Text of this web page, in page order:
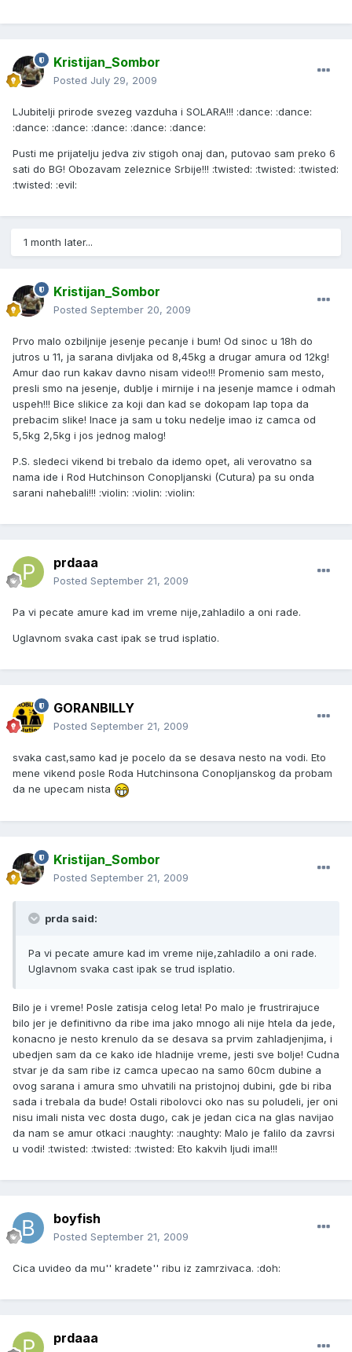
Kristijan_Sombor
Posted July 29, 2009
LJubitelji prirode svezeg vazduha i SOLARA!!! :dance: :dance:
:dance: :dance: :dance: :dance: :dance:
Pusti me prijatelju jedva ziv stigoh onaj dan, putovao sam preko 6
sati do BG! Obozavam zeleznice Srbije!!! :twisted: :twisted: :twisted:
:twisted: :evil:
1 month later...
Kristijan_Sombor
Posted September 20, 2009
Prvo malo ozbiljnije jesenje pecanje i bum! Od sinoc u 18h do
jutros u 11, ja sarana divljaka od 8,45kg a drugar amura od 12kg!
Amur dao run kakav davno nisam video!!! Promenio sam mesto,
presli smo na jesenje, dublje i mirnije i na jesenje mamce i odmah
uspeh!!! Bice slikice za koji dan kad se dokopam lap topa da
prebacim slike! Inace ja sam u toku nedelje imao iz camca od
5,5kg 2,5kg i jos jednog malog!
P.S. sledeci vikend bi trebalo da idemo opet, ali verovatno sa
nama ide i Rod Hutchinson Conopljanski (Cutura) pa su onda
sarani nahebali!!! :violin: :violin: :violin:
prdaaa
Posted September 21, 2009
Pa vi pecate amure kad im vreme nije,zahladilo a oni rade.
Uglavnom svaka cast ipak se trud isplatio.
GORANBILLY
Posted September 21, 2009
svaka cast,samo kad je pocelo da se desava nesto na vodi. Eto
mene vikend posle Roda Hutchinsona Conopljanskog da probam
da ne upecam nista
Kristijan_Sombor
Posted September 21, 2009
prda said:
Pa vi pecate amure kad im vreme nije,zahladilo a oni rade.
Uglavnom svaka cast ipak se trud isplatio.
Bilo je i vreme! Posle zatisja celog leta! Po malo je frustrirajuce
bilo jer je definitivno da ribe ima jako mnogo ali nije htela da jede,
konacno je nesto krenulo da se desava sa prvim zahladjenjima, i
ubedjen sam da ce kako ide hladnije vreme, jesti sve bolje! Cudna
stvar je da sam ribe iz camca upecao na samo 60cm dubine a
ovog sarana i amura smo uhvatili na pristojnoj dubini, gde bi riba
sada i trebala da bude! Ostali ribolovci oko nas su poludeli, jer oni
nisu imali nista vec dosta dugo, cak je jedan cica na glas navijao
da nam se amur otkaci :naughty: :naughty: Malo je falilo da zavrsi
u vodi! :twisted: :twisted: :twisted: Eto kakvih ljudi ima!!!
boyfish
Posted September 21, 2009
Cica uvideo da mu'' kradete'' ribu iz zamrzivaca. :doh:
prdaaa